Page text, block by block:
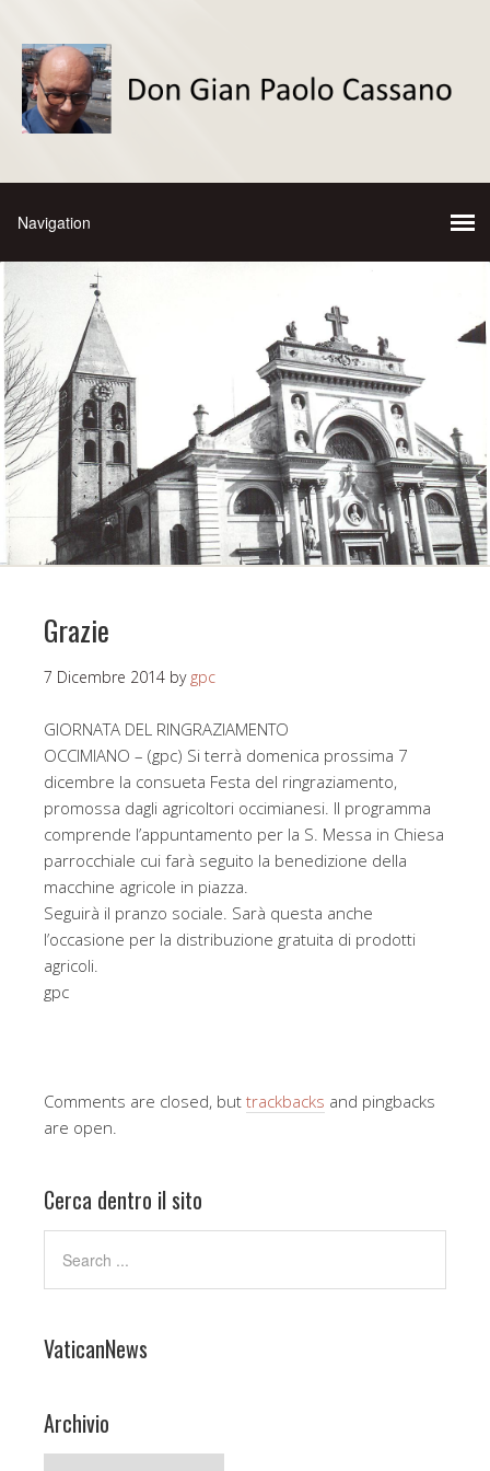
Grazie
7 Dicembre 2014 by gpc
GIORNATA DEL RINGRAZIAMENTO
OCCIMIANO – (gpc) Si terrà domenica prossima 7
dicembre la consueta Festa del ringraziamento,
promossa dagli agricoltori occimianesi. Il programma
comprende l’appuntamento per la S. Messa in Chiesa
parrocchiale cui farà seguito la benedizione della
macchine agricole in piazza.
Seguirà il pranzo sociale. Sarà questa anche
l’occasione per la distribuzione gratuita di prodotti
agricoli.
gpc
Comments are closed, but trackbacks and pingbacks
are open.
Cerca dentro il sito
VaticanNews
Archivio